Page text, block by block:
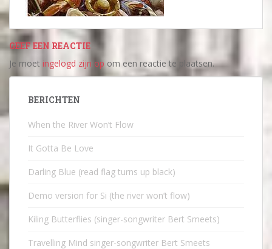
GEEF EEN REACTIE
Je moet ingelogd zijn op om een reactie te plaatsen.
BERICHTEN
When the River Won’t Flow
It Gotta Be Love
Darling Blue (read flag turns up black)
Demo version for Si (the river won’t flow)
Kiling Butterflies (singer-songwriter Bert Smeets)
Travelling Mind singer-songwriter Bert Smeets